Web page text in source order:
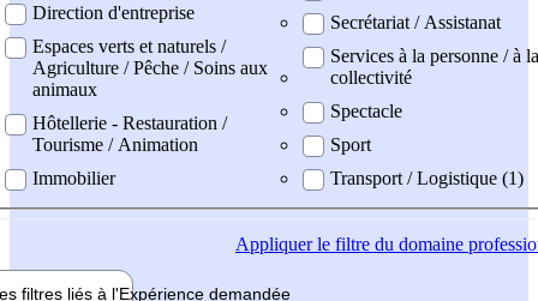
Direction d'entreprise
Espaces verts et naturels /
Agriculture / Pêche / Soins aux
animaux
Hôtellerie - Restauration /
Tourisme / Animation
Immobilier
Secrétariat / Assistanat
Services à la personne / à la
collectivité
Spectacle
Sport
Transport / Logistique (1)
Appliquerle filtre du domaine
filtres liés à l'Expérience demandée